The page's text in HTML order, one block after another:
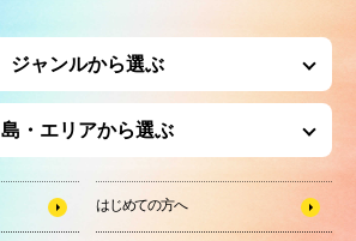
ジャンルから選ぶ
島・エリアから選ぶ
はじめての方へ